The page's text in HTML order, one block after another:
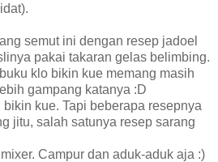
semut ini dengan resep jadoel
pakai takaran gelas belimbing.
klo bikin kue memang masih
gampang katanya :D
bikin kue. Tapi beberapa resepnya
jitu, salah satunya resep sarang
Campur dan aduk-aduk aja :)